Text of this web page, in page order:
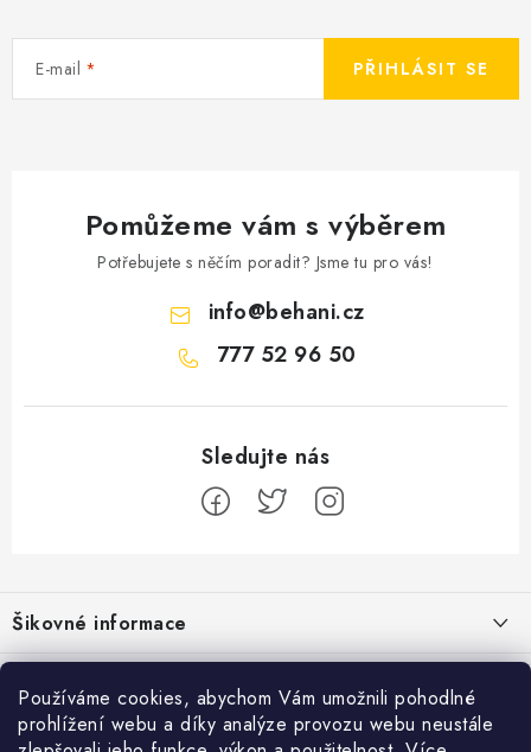
Používáme cookies, abychom Vám umožnili pohodlné
prohlížení webu a díky analýze provozu webu neustále
E-mail PŘIHLÁSIT SE
Pomůžeme vám s výběrem
Potřebujete s něčím poradit? Jsme tu pro vás!
info@behani.cz
777 52 96 50
á
p
a
Šikovné informace
Ceník dopravy
Moje objednávka
Běžecké zajímavosti
Proč jít běhat právě o víkendu?
Přijímáme online platby